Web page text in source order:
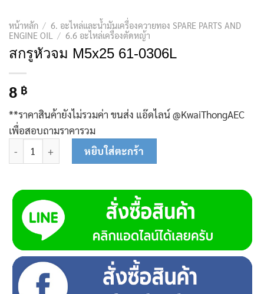
หน้าหลัก / 6. อะไหล่และน้ำมันเครื่องควายทอง SPARE PARTS AND
ENGINE OIL
/ 6.6 อะไหล่เครื่องตัดหญ้า
สกรูหัวจม M5x25 61-0306L
8 ฿
**ราคาสินค้ายังไม่รวมค่า ขนส่ง แอ๊ดไลน์ @KwaiThongAEC
เพื่อสอบถามราคารวม
จำนวน สกรูหัวจม M5x25 61-0306L ชิ้น
หยิบใส่ตะกร้า